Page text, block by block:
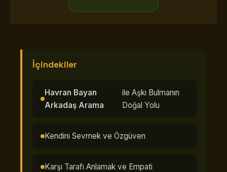
İçindekiler
Havran Bayan
Arkadaş Arama
ile Aşkı Bulmanın
Doğal Yolu
Kendini Sevmek ve Özgüven
Karşı Tarafı Anlamak ve Empati